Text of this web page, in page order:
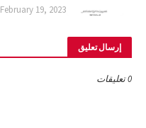
February 19, 2023
إرسال تعليق
0 تعليقات